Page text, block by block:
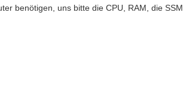
benötigen, uns bitte die CPU, RAM, die SSM